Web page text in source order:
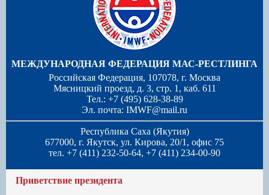
МЕЖДУНАРОДНАЯ ФЕДЕРАЦИЯ МАС-РЕСТЛИНГА
Российская Федерация, 107078, г. Москва
Мясницкий проезд, д. 3, стр. 1, каб. 611
Тел.: +7 (495) 628-38-89
Эл. почта: IMWF@mail.ru
Республика Саха (Якутия)
677000, г. Якутск, ул. Кирова, 20/1, офис 75
тел. +7 (411) 232-50-64, +7 (411) 234-00-90
Приветствие президента